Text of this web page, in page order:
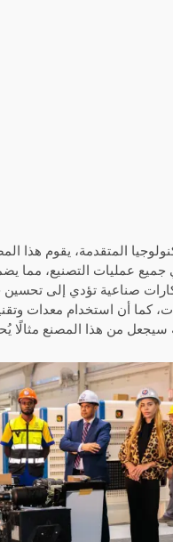
المتقدمة، يقوم هذا
عمليات التصنيع، مما
صناعية تؤدي إلى
كما أن استخدام معدات
سيجعل من هذا المصنع مثالًا